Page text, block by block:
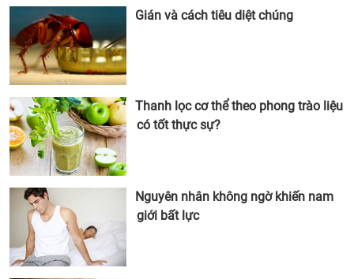
Gián và cách tiêu diệt chúng
Thanh lọc cơ thể theo phong trào liệu
có tốt thực sự?
Nguyên nhân không ngờ khiến nam
giới bất lực